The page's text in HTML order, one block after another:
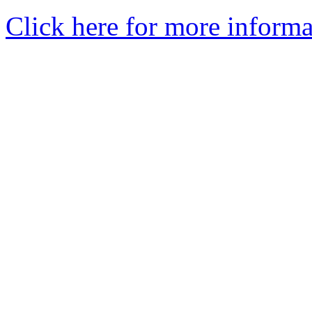
Click here for more